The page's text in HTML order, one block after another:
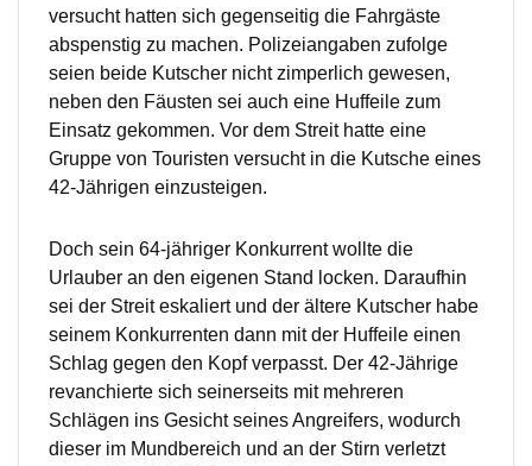
versucht hatten sich gegenseitig die Fahrgäste
abspenstig zu machen. Polizeiangaben zufolge
seien beide Kutscher nicht zimperlich gewesen,
neben den Fäusten sei auch eine Huffeile zum
Einsatz gekommen. Vor dem Streit hatte eine
Gruppe von Touristen versucht in die Kutsche eines
42-Jährigen einzusteigen.
Doch sein 64-jähriger Konkurrent wollte die
Urlauber an den eigenen Stand locken. Daraufhin
sei der Streit eskaliert und der ältere Kutscher habe
seinem Konkurrenten dann mit der Huffeile einen
Schlag gegen den Kopf verpasst. Der 42-Jährige
revanchierte sich seinerseits mit mehreren
Schlägen ins Gesicht seines Angreifers, wodurch
dieser im Mundbereich und an der Stirn verletzt